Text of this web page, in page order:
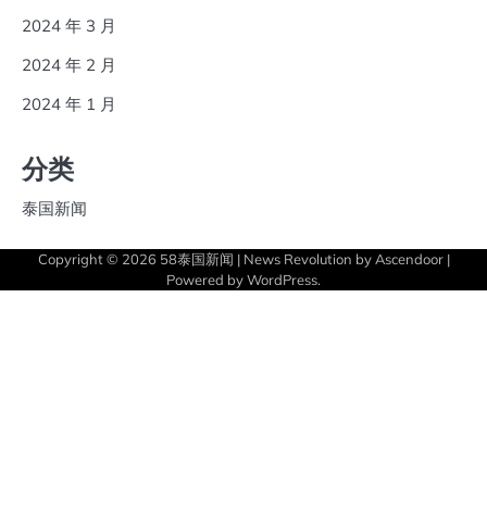
2024 年 3 月
2024 年 2 月
2024 年 1 月
分类
泰国新闻
Copyright © 2026 58泰国新闻 | News Revolution by Ascendoor|
Powered byWordPress.